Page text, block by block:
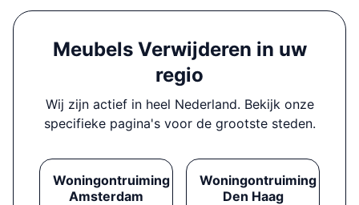
Meubels Verwijderen in uw
regio
Wij zijn actief in heel Nederland. Bekijk onze
specifieke pagina's voor de grootste steden.
Woningontruiming
Amsterdam
Woningontruiming
Den Haag